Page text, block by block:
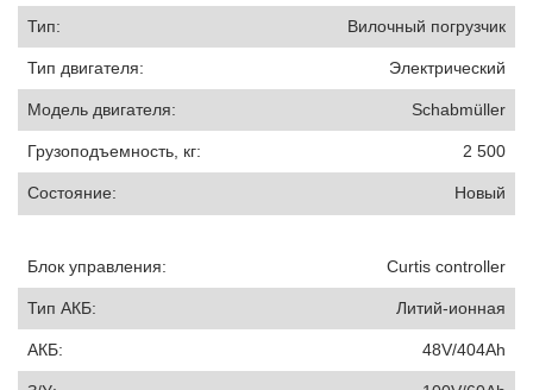
Тип: Вилочный погрузчик
Тип двигателя: Электрический
Модель двигателя: Schabmüller
Грузоподъемность, кг: 2 500
Состояние: Новый
Блок управления: Curtis controller
Тип АКБ: Литий-ионная
АКБ: 48V/404Ah